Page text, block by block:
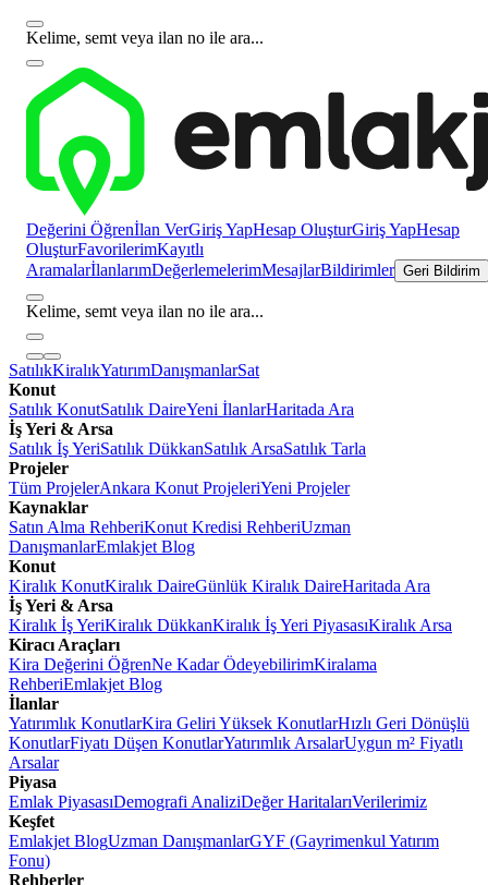
Kelime, semt veya ilan no ile ara...
Değerini Öğrenİlan VerGiriş YapHesap OluşturGiriş YapHesap
OluşturFavorilerimKayıtlı
AramalarİlanlarımDeğerlemelerimMesajlarBildirimler Geri Bildirim
Kelime, semt veya ilan no ile ara...
SatılıkKiralıkYatırımDanışmanlarSat
Konut
Satılık KonutSatılık DaireYeni İlanlarHaritada Ara
İş Yeri & Arsa
Satılık İş YeriSatılık DükkanSatılık ArsaSatılık Tarla
Projeler
Tüm ProjelerAnkara Konut ProjeleriYeni Projeler
Kaynaklar
Satın Alma RehberiKonut Kredisi RehberiUzman
DanışmanlarEmlakjet Blog
Konut
Kiralık KonutKiralık DaireGünlük Kiralık DaireHaritada Ara
İş Yeri & Arsa
Kiralık İş YeriKiralık DükkanKiralık İş Yeri PiyasasıKiralık Arsa
Kiracı Araçları
Kira Değerini ÖğrenNe Kadar ÖdeyebilirimKiralama
RehberiEmlakjet Blog
İlanlar
Yatırımlık KonutlarKira Geliri Yüksek KonutlarHızlı Geri Dönüşlü
KonutlarFiyatı Düşen KonutlarYatırımlık ArsalarUygun m² Fiyatlı
Arsalar
Piyasa
Emlak PiyasasıDemografi AnaliziDeğer HaritalarıVerilerimiz
Keşfet
Emlakjet BlogUzman DanışmanlarGYF (Gayrimenkul Yatırım
Fonu)
Rehberler